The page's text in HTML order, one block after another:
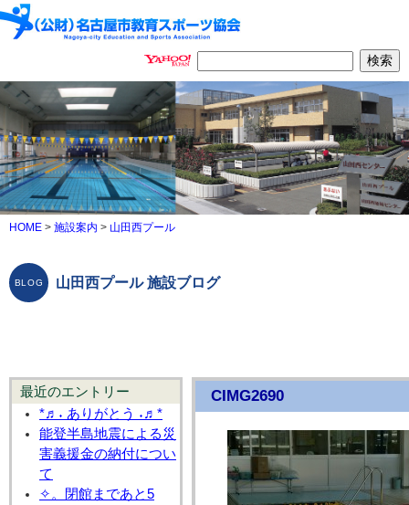
HOME > 施設案内 > 山田西プール
山田西プール 施設ブログ
最近のエントリー
*♬˖ ありがとう ˖♬*
能登半島地震による災
害義援金の納付につい
て
✧。閉館まであと5
CIMG2690